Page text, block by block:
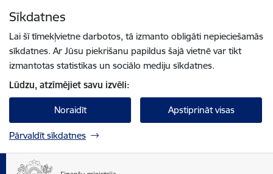
Sīkdatnes
Lai šī tīmekļvietne darbotos, tā izmanto obligāti nepieciešamās
sīkdatnes. Ar Jūsu piekrišanu papildus šajā vietnē var tikt
izmantotas statistikas un sociālo mediju sīkdatnes.
Lūdzu, atzīmējiet savu izvēli:
Noraidīt Apstiprināt visas
Pārvaldīt sīkdatnes